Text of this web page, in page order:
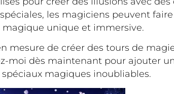
les magiciens peuvent
unique et immersive.
mesure de créer des tours de
moi dès maintenant pour ajouter
magiques inoubliables.